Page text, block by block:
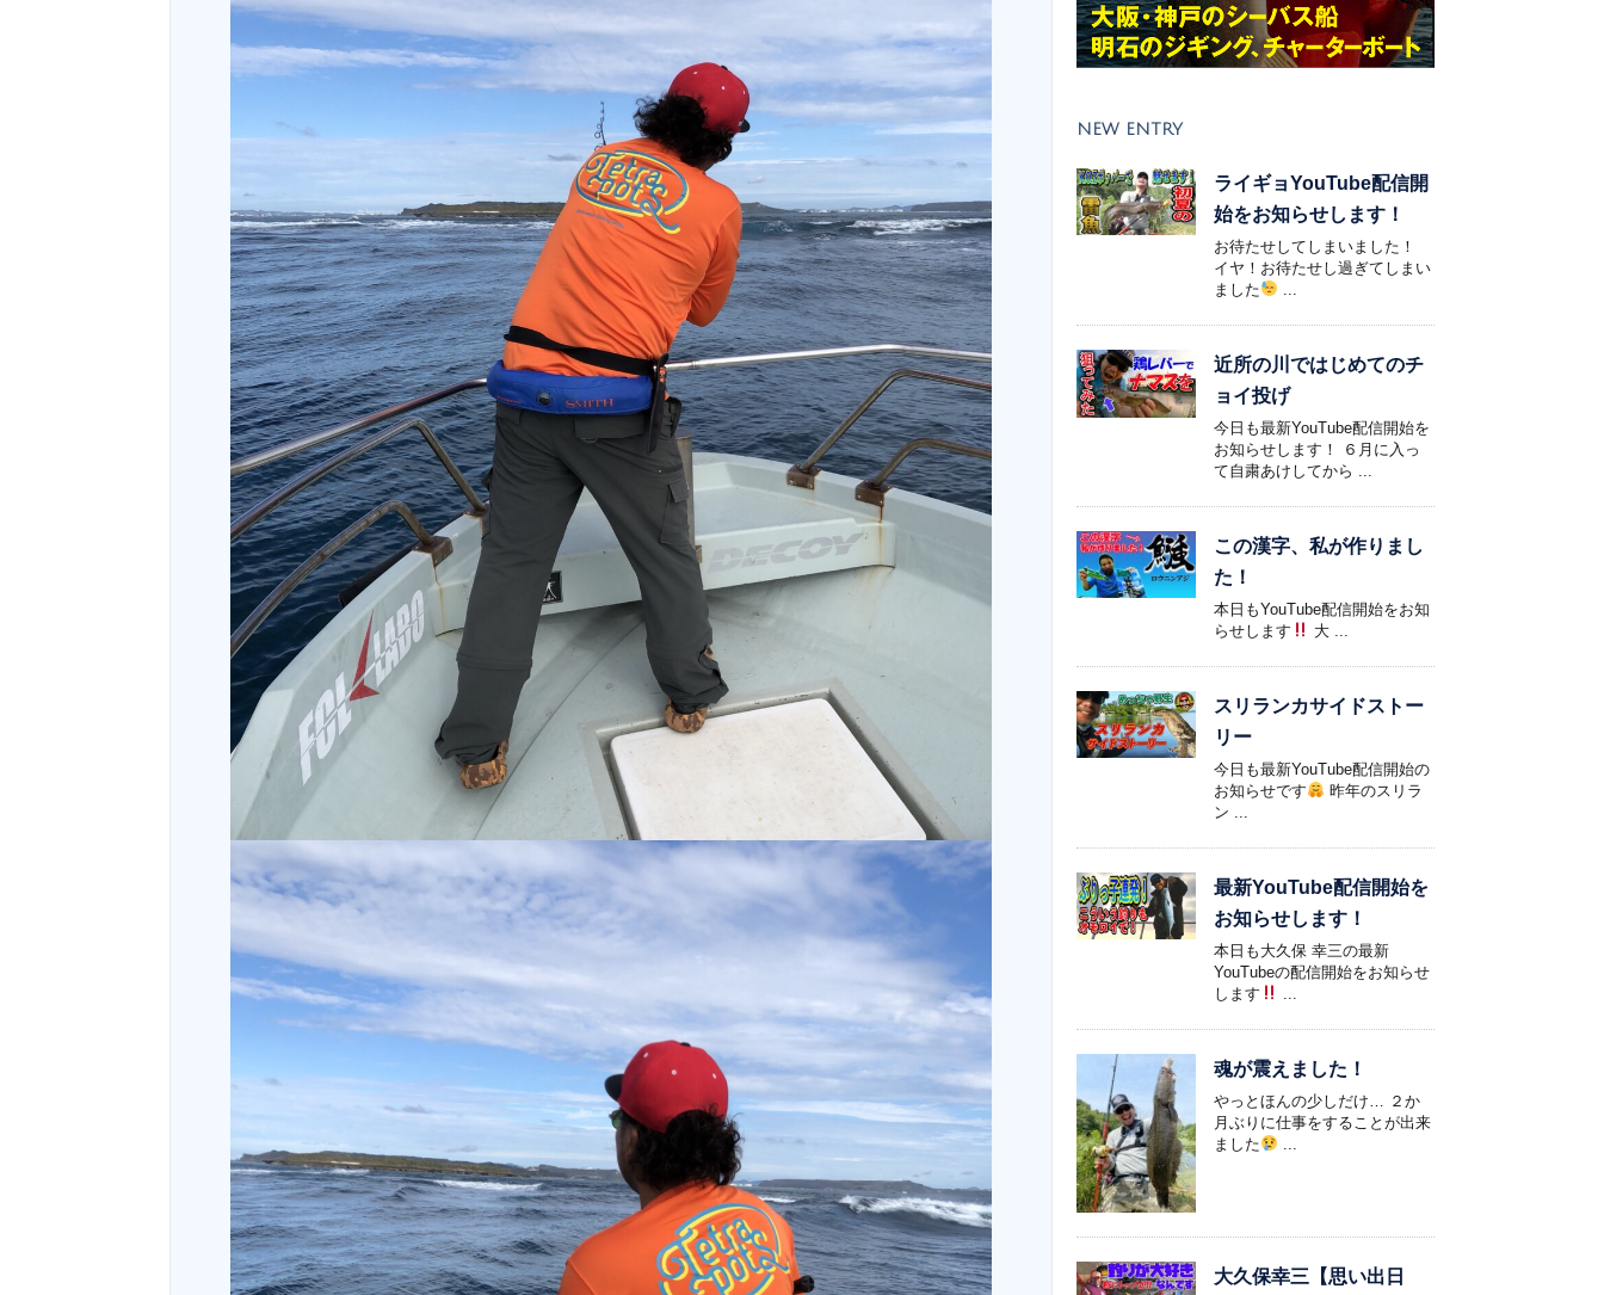
NEW ENTRY
ライギョYouTube配信開
始をお知らせします！
お待たせしてしまいました！
イヤ！お待たせし過ぎてしまい
ました
...
近所の川ではじめてのチ
ョイ投げ
今日も最新YouTube配信開始を
お知らせします！ ６月に入っ
て自粛あけしてから ...
この漢字、私が作りまし
た！
本日もYouTube配信開始をお知
らせします
大 ...
スリランカサイドストー
リー
今日も最新YouTube配信開始の
お知らせです
昨年のスリラ
ン ...
最新YouTube配信開始を
お知らせします！
本日も大久保 幸三の最新
YouTubeの配信開始をお知らせ
します
...
魂が震えました！
やっとほんの少しだけ… ２か
月ぶりに仕事をすることが出来
ました
...
大久保幸三【思い出日